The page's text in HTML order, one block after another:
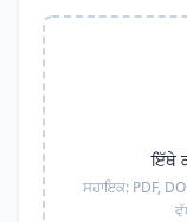
ਇੱਥੇ
ਸਹਾਇਕ: PDF,